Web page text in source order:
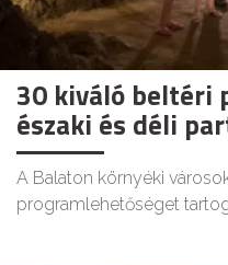
30 kiváló beltéri
északi és déli
A Balaton környéki
programlehetőséget